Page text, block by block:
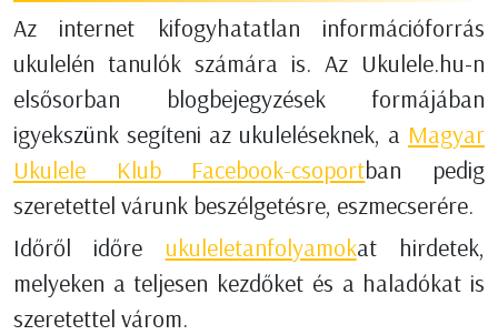
Az internet kifogyhatatlan információforrás
ukulelén tanulók számára is. Az Ukulele.hu-n
elsősorban blogbejegyzések formájában
igyekszünk segíteni az ukuleléseknek, a Magyar
Ukulele Klub Facebook-csoportban pedig
szeretettel várunk beszélgetésre, eszmecserére.
Időről időre ukuleletanfolyamokat hirdetek,
melyeken a teljesen kezdőket és a haladókat is
szeretettel várom.